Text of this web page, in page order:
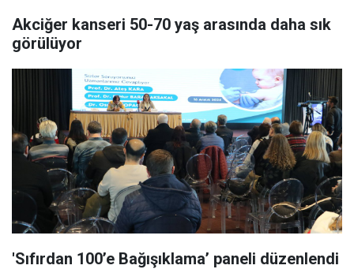
Akciğer kanseri 50-70 yaş arasında daha sık
görülüyor
'Sıfırdan 100’e Bağışıklama’ paneli düzenlendi